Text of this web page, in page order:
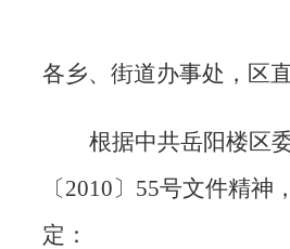
各乡、街道办事处，区
根据中共岳阳楼区
〔2010〕 55号文件精神
定：